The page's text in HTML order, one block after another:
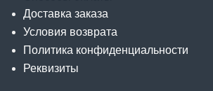
Доставка заказа
Условия возврата
Политика конфиденциальности
Реквизиты